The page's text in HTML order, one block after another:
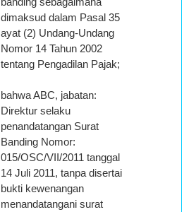
dimaksud dalam Pasal 35
ayat (2) Undang-Undang
Nomor 14 Tahun 2002
tentang Pengadilan Pajak;
bahwa ABC, jabatan:
Direktur selaku
penandatangan Surat
Banding Nomor:
015/OSC/VII/2011 tanggal
14 Juli 2011, tanpa disertai
bukti kewenangan
menandatangani surat